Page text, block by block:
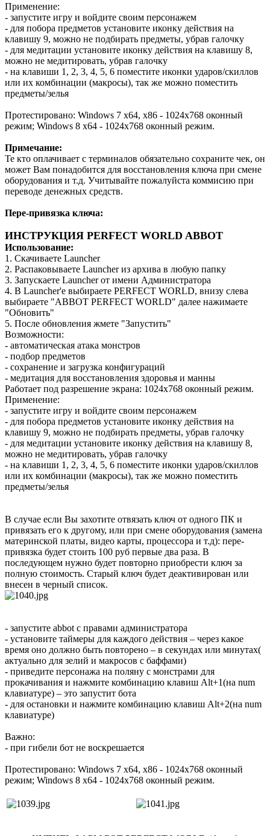
Применение:
- запустите игру и войдите своим персонажем
- для побора предметов установите иконку действия на
клавишу 9, можно не подбирать предметы, убрав галочку
- для медитации установите иконку действия на клавишу 8,
можно не медитировать, убрав галочку
- на клавиши 1, 2, 3, 4, 5, 6 поместите иконки ударов/скиллов
или их комбинации (макросы), так же можно поместить
предметы/зелья
Протестировано: Windows 7 x64, x86 - 1024х768 оконный
режим; Windows 8 x64 - 1024х768 оконный режим.
Примечание:
Те кто оплачивает с терминалов обязательно сохраните чек, он
может Вам понадобится для восстановления ключа при смене
оборудования и т.д. Учитывайте пожалуйста коммисию при
переводе денежных средств.
Пере-привязка ключа:
ИНСТРУКЦИЯ PERFECT WORLD ABBOT
Использование:
1. Скачиваете Launcher
2. Распаковываете Launcher из архива в любую папку
3. Запускаете Launcher от имени Администратора
4. В Launcher'e выбираете PERFECT WORLD, внизу слева
выбираете "ABBOT PERFECT WORLD" далее нажимаете
"Обновить"
5. После обновления жмете "Запустить"
Возможности:
- автоматическая атака монстров
- подбор предметов
- сохранение и загрузка конфигураций
- медитация для восстановления здоровья и манны
Работает под разрешение экрана: 1024х768 оконный режим.
Применение:
- запустите игру и войдите своим персонажем
- для побора предметов установите иконку действия на
клавишу 9, можно не подбирать предметы, убрав галочку
- для медитации установите иконку действия на клавишу 8,
можно не медитировать, убрав галочку
- на клавиши 1, 2, 3, 4, 5, 6 поместите иконки ударов/скиллов
или их комбинации (макросы), так же можно поместить
предметы/зелья
В случае если Вы захотите отвязать ключ от одного ПК и
привязать его к другому, или при смене оборудования (замена
материнской платы, видео карты, процессора и т.д): пере-
привязка будет стоить 100 руб первые два раза. В
последующем нужно будет повторно приобрести ключ за
полную стоимость. Старый ключ будет деактивирован или
внесен в черный список.
- запустите abbot с правами администратора
- установите таймеры для каждого действия – через какое
время оно должно быть повторено – в секундах или минутах(
актуально для зелий и макросов с баффами)
- приведите персонажа на поляну с монстрами для
прокачивания и нажмите комбинацию клавиш Alt+1(на num
клавиатуре) – это запустит бота
- для остановки и нажмите комбинацию клавиш Alt+2(на num
клавиатуре)
Важно:
- при гибели бот не воскрешается
Протестировано: Windows 7 x64, x86 - 1024х768 оконный
режим; Windows 8 x64 - 1024х768 оконный режим.